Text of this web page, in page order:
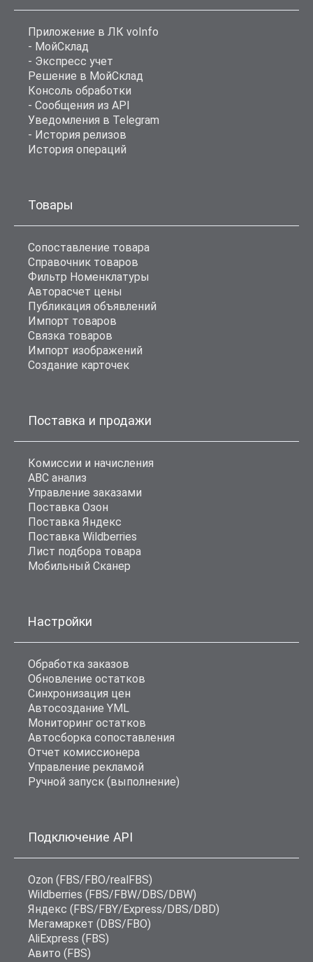
Приложение в ЛК voInfo
- МойСклад
- Экспресс учет
Решение в МойСклад
Консоль обработки
- Сообщения из API
Уведомления в Telegram
- История релизов
История операций
Товары
Сопоставление товара
Справочник товаров
Фильтр Номенклатуры
Авторасчет цены
Публикация объявлений
Импорт товаров
Связка товаров
Импорт изображений
Создание карточек
Поставка и продажи
Комиссии и начисления
ABC анализ
Управление заказами
Поставка Озон
Поставка Яндекс
Поставка Wildberries
Лист подбора товара
Мобильный Сканер
Настройки
Обработка заказов
Обновление остатков
Синхронизация цен
Автосоздание YML
Мониторинг остатков
Автосборка сопоставления
Отчет комиссионера
Управление рекламой
Ручной запуск (выполнение)
Подключение API
Ozon (FBS/FBO/realFBS)
Wildberries (FBS/FBW/DBS/DBW)
Яндекс (FBS/FBY/Express/DBS/DBD)
Мегамаркет (DBS/FBO)
AliExpress (FBS)
Авито (FBS)